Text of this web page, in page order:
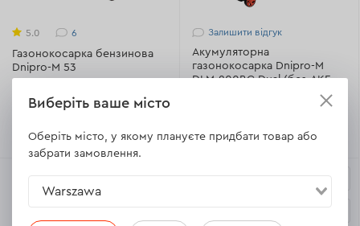
5.0 6
Газонокосарка бензинова
Dnipro-M 53
Залишити відгук
Акумуляторна
газонокосарка Dnipro-M
DLM-200BC Dual (без АКБ та
Виберіть ваше місто
Оберіть місто, у якому плануєте придбати товар або
забрати замовлення.
Warszawa